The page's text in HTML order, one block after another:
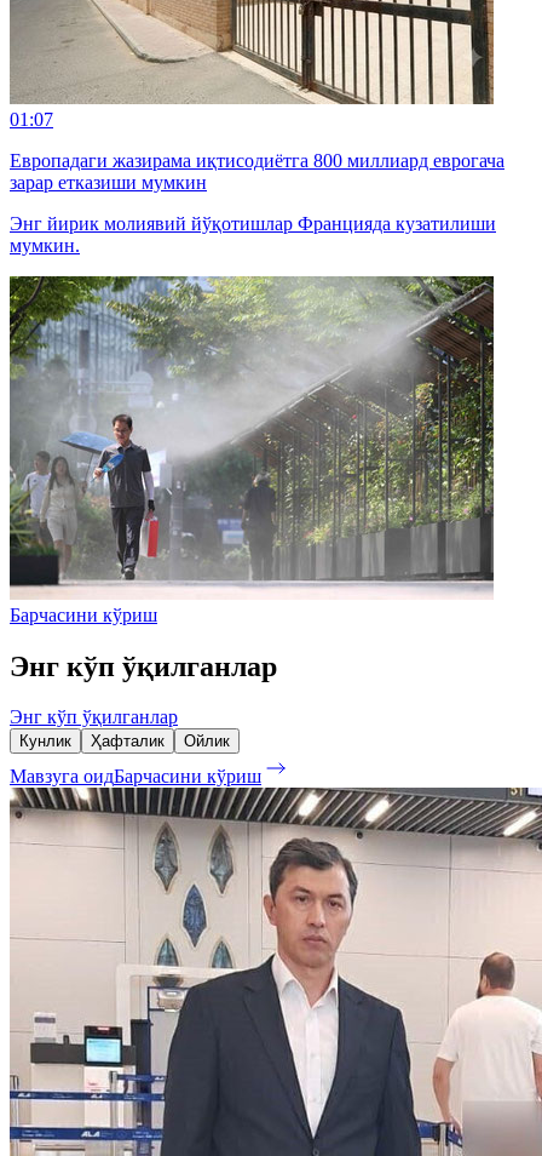
01:07
Европадаги жазирама иқтисодиётга 800 миллиард еврогача
зарар етказиши мумкин
Энг йирик молиявий йўқотишлар Францияда кузатилиши
мумкин.
Барчасини кўриш
Энг кўп ўқилганлар
Энг кўп ўқилганлар
Кунлик Ҳафталик Ойлик
Мавзуга оидБарчасини кўриш